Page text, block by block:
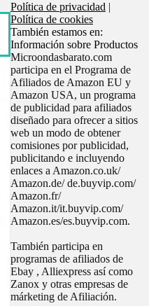
Política de privacidad |
Política de cookies
También estamos en:
Información sobre Productos
Microondasbarato.com
participa en el Programa de
Afiliados de Amazon EU y
Amazon USA, un programa
de publicidad para afiliados
diseñado para ofrecer a sitios
web un modo de obtener
comisiones por publicidad,
publicitando e incluyendo
enlaces a Amazon.co.uk/
Amazon.de/ de.buyvip.com/
Amazon.fr/
Amazon.it/it.buyvip.com/
Amazon.es/es.buyvip.com.
También participa en
programas de afiliados de
Ebay , Alliexpress así como
Zanox y otras empresas de
márketing de Afiliación.